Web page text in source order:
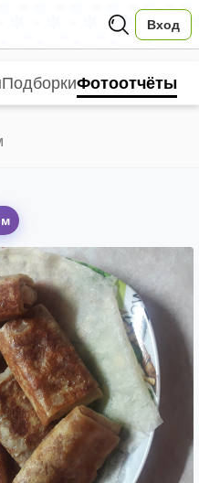
Вход
ПодборкиФотоотчёты